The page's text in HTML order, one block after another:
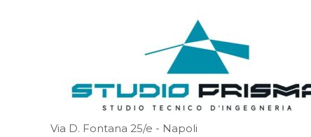
Via D. Fontana 25/e - Napoli